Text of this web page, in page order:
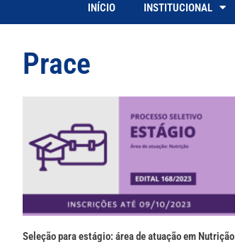
INÍCIO INSTITUCIONAL
Prace
Seleção para estágio: área de atuação em Nutrição